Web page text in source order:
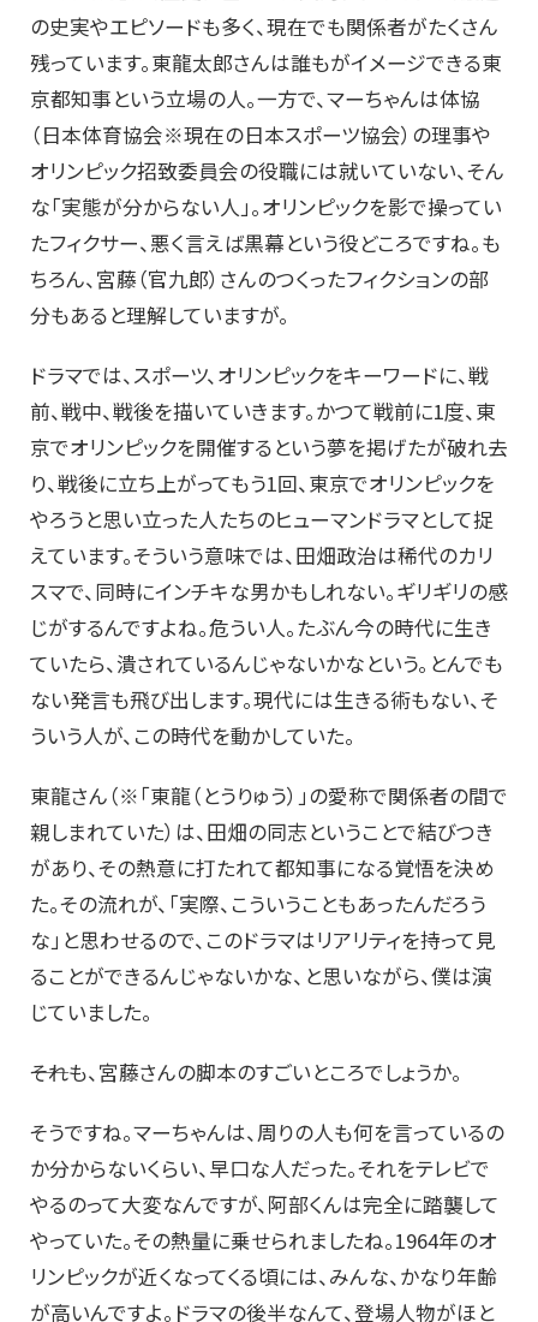
の史実やエピソードも多く、現在でも関係者がたくさん
残っています。東龍太郎さんは誰もがイメージできる東
京都知事という立場の人。一方で、マーちゃんは体協
（日本体育協会※現在の日本スポーツ協会）の理事や
オリンピック招致委員会の役職には就いていない、そん
な「実態が分からない人」。オリンピックを影で操ってい
たフィクサー、悪く言えば黒幕という役どころですね。も
ちろん、宮藤（官九郎）さんのつくったフィクションの部
分もあると理解していますが。
ドラマでは、スポーツ、オリンピックをキーワードに、戦
前、戦中、戦後を描いていきます。かつて戦前に1度、東
京でオリンピックを開催するという夢を掲げたが破れ去
り、戦後に立ち上がってもう1回、東京でオリンピックを
やろうと思い立った人たちのヒューマンドラマとして捉
えています。そういう意味では、田畑政治は稀代のカリ
スマで、同時にインチキな男かもしれない。ギリギリの感
じがするんですよね。危うい人。たぶん今の時代に生き
ていたら、潰されているんじゃないかなという。とんでも
ない発言も飛び出します。現代には生きる術もない、そ
ういう人が、この時代を動かしていた。
東龍さん（※「東龍（とうりゅう）」の愛称で関係者の間で
親しまれていた）は、田畑の同志ということで結びつき
があり、その熱意に打たれて都知事になる覚悟を決め
た。その流れが、「実際、こういうこともあったんだろう
な」と思わせるので、このドラマはリアリティを持って見
ることができるんじゃないかな、と思いながら、僕は演
じていました。
――それも、宮藤さんの脚本のすごいところでしょうか。
そうですね。マーちゃんは、周りの人も何を言っているの
か分からないくらい、早口な人だった。それをテレビで
やるのって大変なんですが、阿部くんは完全に踏襲して
やっていた。その熱量に乗せられましたね。1964年のオ
リンピックが近くなってくる頃には、みんな、かなり年齢
が高いんですよ。ドラマの後半なんて、登場人物がほと